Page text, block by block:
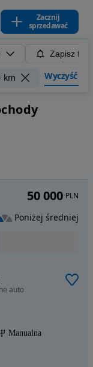
Zacznij
sprzedawać
Zapisz
km Wyczyść
auto
Manualna
50 000 PLN
Poniżej średniej